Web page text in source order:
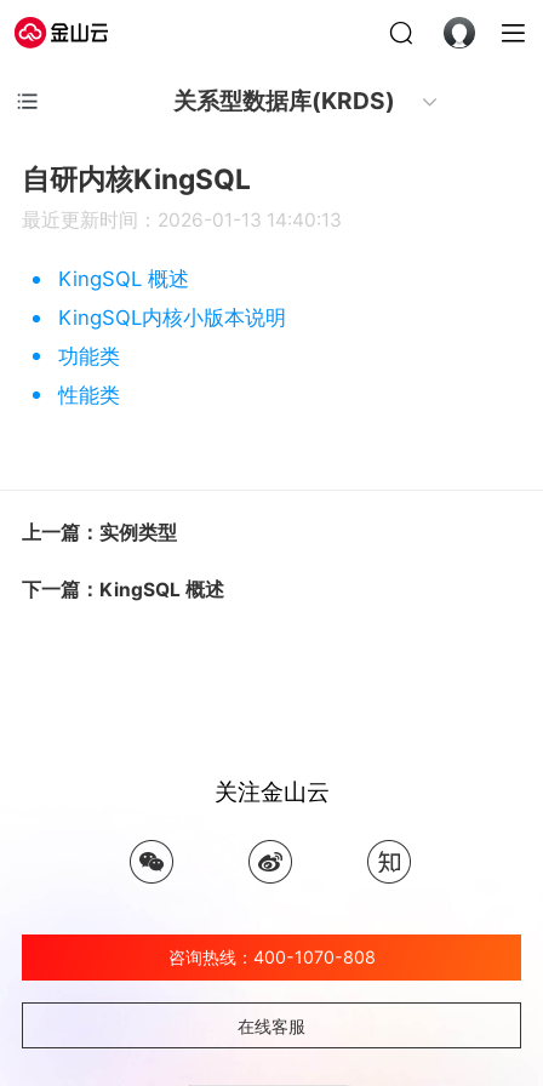
关系型数据库(KRDS)
自研内核KingSQL
最近更新时间：2026-01-13 14:40:13
KingSQL 概述
KingSQL内核小版本说明
功能类
性能类
上一篇：实例类型
下一篇：KingSQL 概述
关注金山云
咨询热线：400-1070-808
在线客服